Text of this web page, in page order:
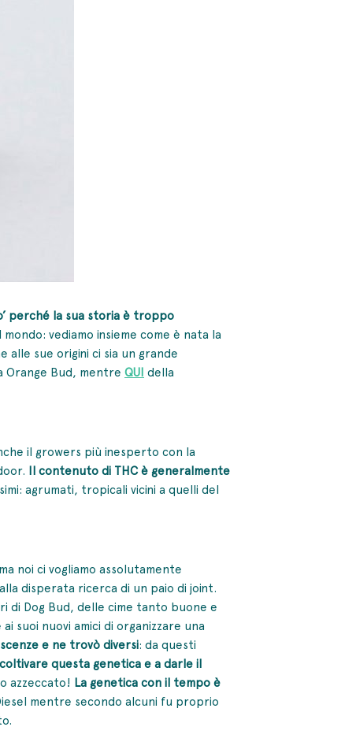
perché la sua storia è troppo
vediamo insieme come è nata la
alle sue origini ci sia un grande
Orange Bud, mentre QUI della
il growers più inesperto con la
Il contenuto di THC è generalmente
agrumati, tropicali vicini a quelli del
noi ci vogliamo assolutamente
disperata ricerca di un paio di joint.
di Dog Bud, delle cime tanto buone e
nuovi amici di organizzare una
e ne trovò diversi: da questi
questa genetica e a darle il
azzeccato! La genetica con il tempo è
mentre secondo alcuni fu proprio